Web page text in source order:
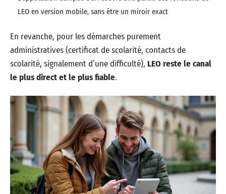
LEO en version mobile, sans être un miroir exact
En revanche, pour les démarches purement
administratives (certificat de scolarité, contacts de
scolarité, signalement d’une difficulté), LEO reste le canal
le plus direct et le plus fiable.